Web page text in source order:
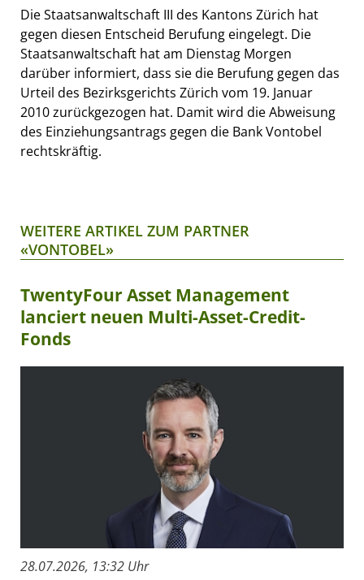
Die Staatsanwaltschaft III des Kantons Zürich hat
gegen diesen Entscheid Berufung eingelegt. Die
Staatsanwaltschaft hat am Dienstag Morgen
darüber informiert, dass sie die Berufung gegen das
Urteil des Bezirksgerichts Zürich vom 19. Januar
2010 zurückgezogen hat. Damit wird die Abweisung
des Einziehungsantrags gegen die Bank Vontobel
rechtskräftig.
WEITERE ARTIKEL ZUM PARTNER
«VONTOBEL»
TwentyFour Asset Management
lanciert neuen Multi-Asset-Credit-
Fonds
28.07.2026, 13:32 Uhr